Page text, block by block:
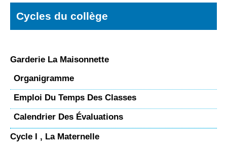
Cycles du collège
Garderie La Maisonnette
Organigramme
Emploi Du Temps Des Classes
Calendrier Des Évaluations
Cycle I , La Maternelle